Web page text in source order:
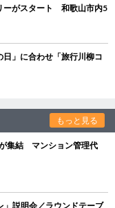
ーがスタート 和歌山市内5
」に合わせ「旅行川柳コ
もっと見る
集結 マンション管理代
説明会／ラウンドテーブ